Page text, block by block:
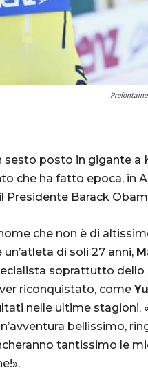
sesto posto in gigante a
che ha fatto epoca, in
Presidente Barack
che non è di
di soli 27 anni,
soprattutto
riconquistato, come
nelle ultime stagioni.
bellissimo,
tantissimo le